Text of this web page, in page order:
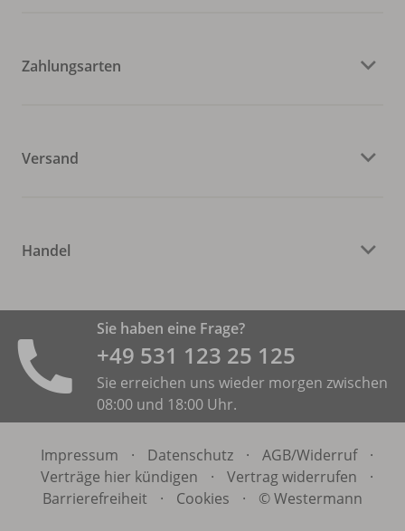
Zahlungsarten
Versand
Handel
Sie haben eine Frage?
+49 531 ­123 25 125
Sie erreichen uns wieder morgen zwischen
08:00 und 18:00 Uhr.
Impressum · Datenschutz · AGB/Widerruf
·
Verträge hier kündigen
· Vertrag widerrufen
·
Barrierefreiheit
· Cookies · © Westermann